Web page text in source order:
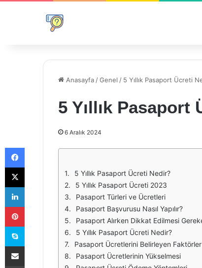
Anasayfa /Genel / 5 Yıllık Pasaport Ücreti
5 Yıllık Pasaport
6 Aralık 2024
5 Yıllık Pasaport Ücreti Nedir?
5 Yıllık Pasaport Ücreti 2023
Pasaport Türleri ve Ücretleri
Pasaport Başvurusu Nasıl Yapılır?
Pasaport Alırken Dikkat Edilmesi
5 Yıllık Pasaport Ücreti Nedir?
Pasaport Ücretlerini Belirleyen Faktörler
Pasaport Ücretlerinin Yükselmesi
Facebook
X
LinkedIn
Pinterest
Skype
E-Posta ile paylaş